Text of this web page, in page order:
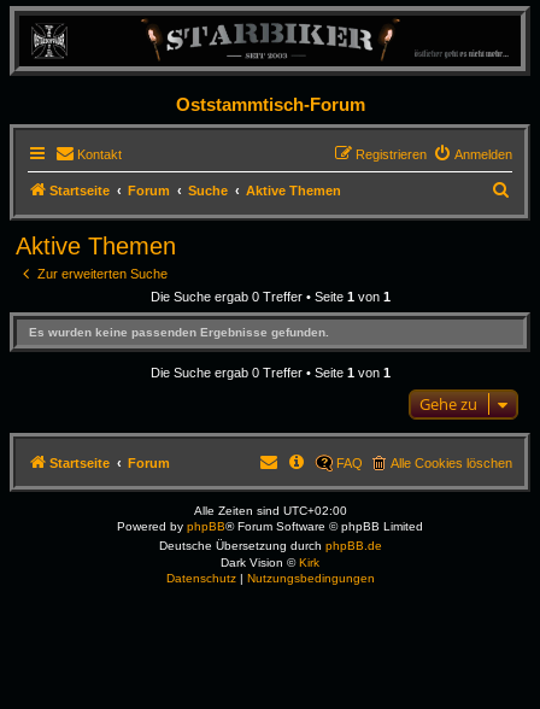
Oststammtisch-Forum
Kontakt Anmelden
Registrieren
Startseite Forum Suche Aktive Themen
u
Aktive Themen
Zur erweiterten Suche
Die Suche ergab 0 Treffer • Seite 1von 1
Es wurden keine passenden Ergebnisse gefunden.
Die Suche ergab 0 Treffer • Seite 1von 1
Gehe zu
Startseite Forum Alle Cookies löschen
FAQ
Alle Zeiten sind UTC+02:00
Powered by phpBB® Forum Software © phpBB Limited
Deutsche Übersetzung durch phpBB.de
Dark Vision ©Kirk
Datenschutz| Nutzungsbedingungen